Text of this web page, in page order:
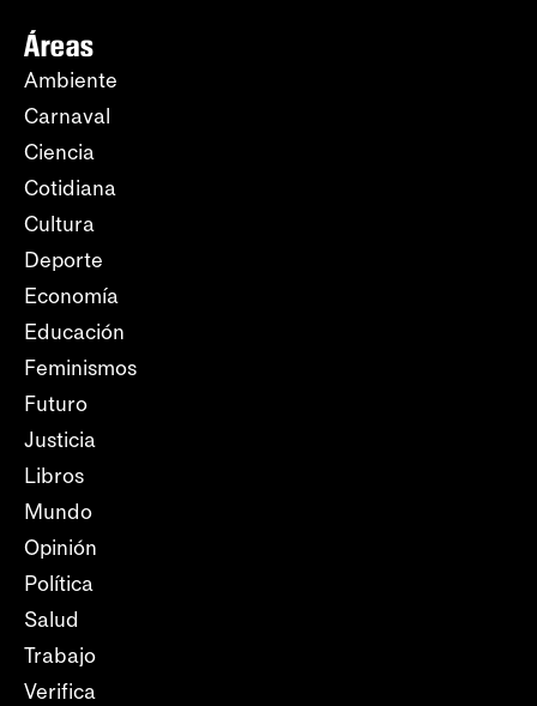
Áreas
Ambiente
Carnaval
Ciencia
Cotidiana
Cultura
Deporte
Economía
Educación
Feminismos
Futuro
Justicia
Libros
Mundo
Opinión
Política
Salud
Trabajo
Verifica